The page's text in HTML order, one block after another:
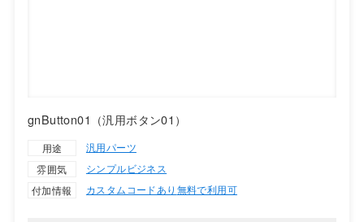
gnButton01（汎用ボタン01）
用途
汎用パーツ
雰囲気
シンプルビジネス
付加情報
カスタムコードあり 無料で利用可